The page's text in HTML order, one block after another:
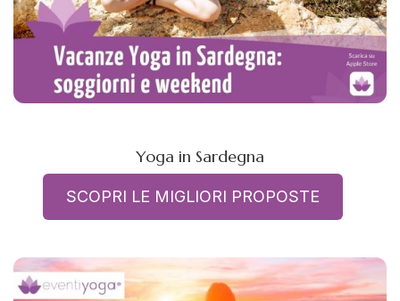
Yoga in Sardegna
SCOPRI LE MIGLIORI PROPOSTE